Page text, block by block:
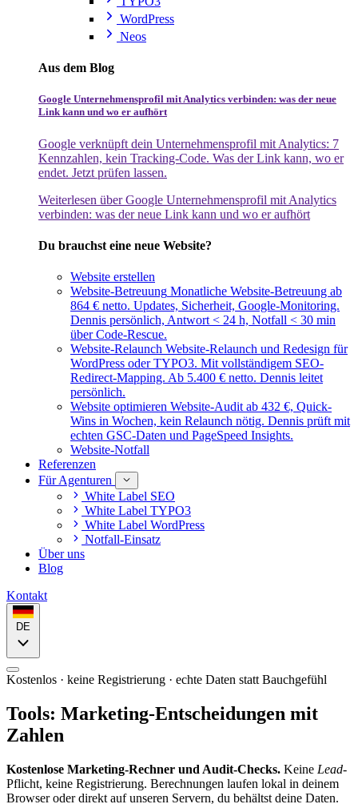
WordPress
Neos
Aus dem Blog
Google Unternehmensprofil mit Analytics verbinden: was der neue
Link kann und wo er aufhört
Google verknüpft dein Unternehmensprofil mit Analytics: 7
Kennzahlen, kein Tracking-Code. Was der Link kann, wo er
endet. Jetzt prüfen lassen.
Weiterlesen über Google Unternehmensprofil mit Analytics
verbinden: was der neue Link kann und wo er aufhört
Du brauchst eine neue Website?
Website erstellen
Website-Betreuung Monatliche Website-Betreuung ab
864 € netto. Updates, Sicherheit, Google-Monitoring.
Dennis persönlich, Antwort < 24 h, Notfall < 30 min
über Code-Rescue.
Website-Relaunch Website-Relaunch und Redesign für
WordPress oder TYPO3. Mit vollständigem SEO-
Redirect-Mapping. Ab 5.400 € netto. Dennis leitet
persönlich.
Website optimieren Website-Audit ab 432 €, Quick-
Wins in Wochen, kein Relaunch nötig. Dennis prüft mit
echten GSC-Daten und PageSpeed Insights.
Website-Notfall
Referenzen
Für Agenturen
White Label SEO
White Label TYPO3
White Label WordPress
Notfall-Einsatz
Über uns
Blog
Kontakt
DE
Kostenlos · keine Registrierung · echte Daten statt Bauchgefühl
Tools: Marketing-Entscheidungen mit
Zahlen
Kostenlose Marketing-Rechner und Audit-Checks. Keine Lead-
Pflicht, keine Registrierung. Berechnungen laufen lokal in deinem
Browser oder direkt auf unseren Servern, du behältst deine Daten.